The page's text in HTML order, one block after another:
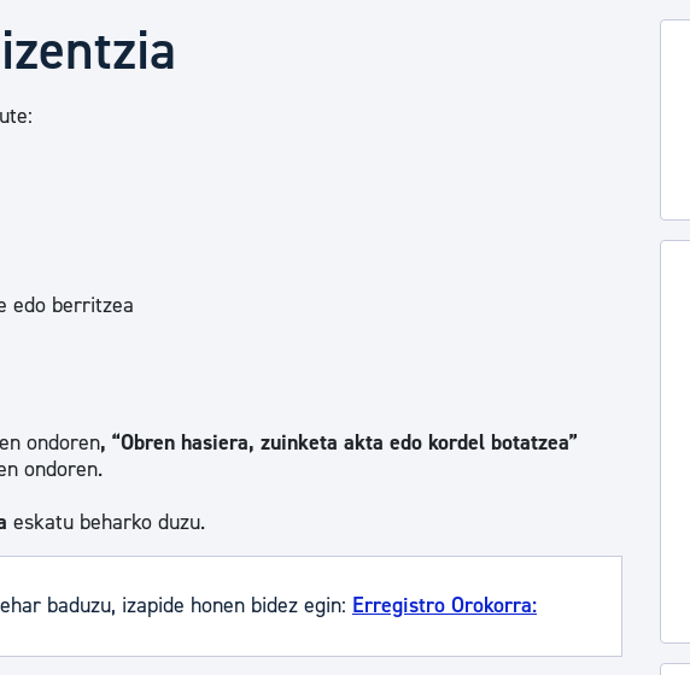
Udal administrazioa
Iragarki ofizialen taula
Egutegi fiskala
edo berritzea
ondoren, “Obren hasiera, zuinketa akta edo kordel botatzea”
ondoren.
eskatu beharko duzu.
baduzu, izapide honen bidez egin: Erregistro Orokorra: